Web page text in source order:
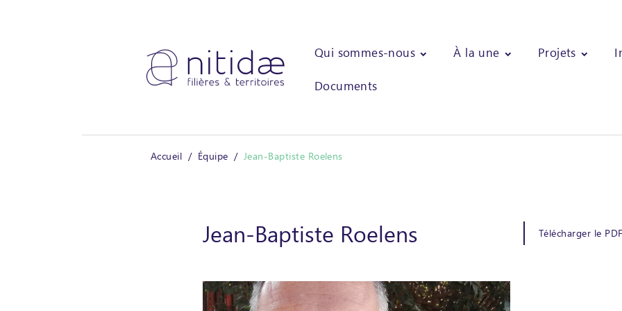
Qui sommes-nous À la une Projets
Documents
Accueil Équipe Jean-Baptiste Roelens
Jean-Baptiste Roelens Télécharger le PDF